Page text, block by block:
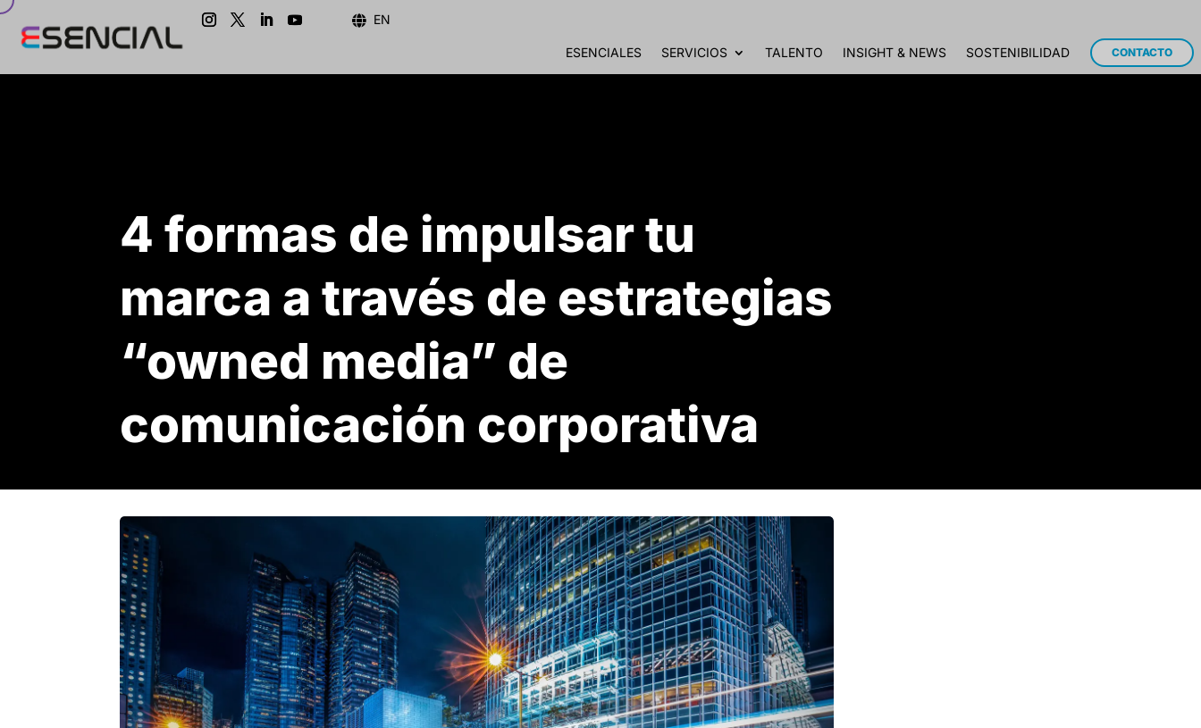
 EN
ESENCIALES SERVICIOS TALENTO INSIGHT & NEWS SOSTENIBILIDAD CONTACTO
4 formas de impulsar tu
marca a través de estrategias
“owned media” de
comunicación corporativa